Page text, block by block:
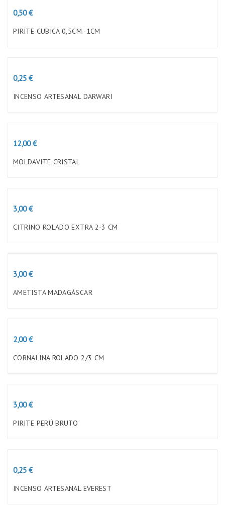
Preço
0,50 €
PIRITE CUBICA 0,5CM -1CM
Preço
0,25 €
INCENSO ARTESANAL DARWARI
Preço
12,00 €
MOLDAVITE CRISTAL
Preço
3,00 €
CITRINO ROLADO EXTRA 2-3 CM
Preço
3,00 €
AMETISTA MADAGÁSCAR
Preço
2,00 €
CORNALINA ROLADO 2/3 CM
Preço
3,00 €
PIRITE PERÚ BRUTO
Preço
0,25 €
INCENSO ARTESANAL EVEREST